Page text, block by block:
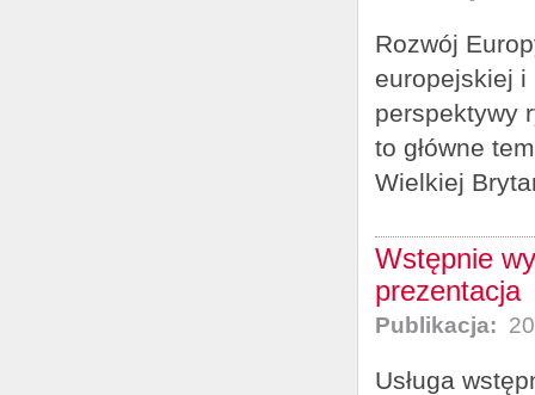
Rozwój
europejskiej
perspektywy
to główne
Wielkiej
Wstępnie
prezentacja
Publikacja:
Usługa